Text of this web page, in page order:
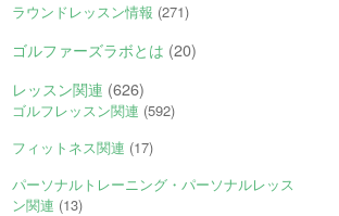
ラウンドレッスン情報 (271)
ゴルファーズラボとは (20)
レッスン関連 (626)
ゴルフレッスン関連 (592)
フィットネス関連 (17)
パーソナルトレーニング・パーソナルレッス
ン関連 (13)